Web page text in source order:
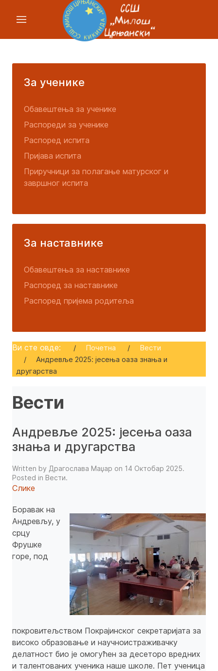
За ученике
Обавештења за ученике
Распореди за ученике
Распоред испита
Пријава испита
Приручници за полагање матурског и
завршног испита
За наставнике
Обавештења за наставнике
Распоред за наставнике
Распоред пријема родитеља
Ви сте овде: Почетна
Вести
Андревље 2025: јесења оаза знања и
другарства
Вести
Андревље 2025: јесења оаза
знања и другарства
Written by Драгослава Маџар on 14 Октобар 2025.
Posted in Вести.
Слике
Боравак на
Андревљу, у
срцу
Фрушке
горе, под
покровитељством Покрајинског секретаријата за
високо образовање и научноистраживачку
делатност био је омогућен за десеторо вредних
и талентованих ученика наше школе. Пет ученица